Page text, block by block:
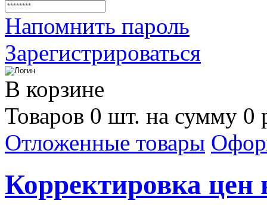
Напомнить пароль
Зарегистрироваться
В корзине
Товаров 0 шт. на сумму 0
Отложенные товары
Корректировка цен